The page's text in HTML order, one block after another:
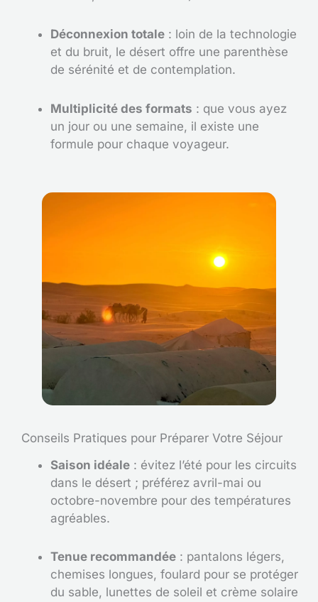
Déconnexion totale : loin de la technologie
et du bruit, le désert offre une parenthèse
de sérénité et de contemplation.
Multiplicité des formats : que vous ayez
un jour ou une semaine, il existe une
formule pour chaque voyageur.
Conseils Pratiques pour Préparer Votre Séjour
Saison idéale : évitez l’été pour les circuits
dans le désert ; préférez avril-mai ou
octobre-novembre pour des températures
agréables.
Tenue recommandée : pantalons légers,
chemises longues, foulard pour se protéger
du sable, lunettes de soleil et crème solaire